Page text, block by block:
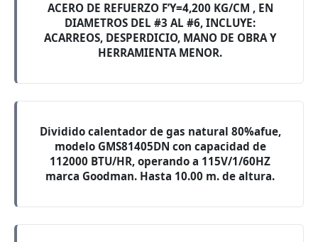
ACERO DE REFUERZO F’Y=4,200 KG/CM , EN
DIAMETROS DEL #3 AL #6, INCLUYE:
ACARREOS, DESPERDICIO, MANO DE OBRA Y
HERRAMIENTA MENOR.
Dividido calentador de gas natural 80%afue,
modelo GMS81405DN con capacidad de
112000 BTU/HR, operando a 115V/1/60HZ
marca Goodman. Hasta 10.00 m. de altura.